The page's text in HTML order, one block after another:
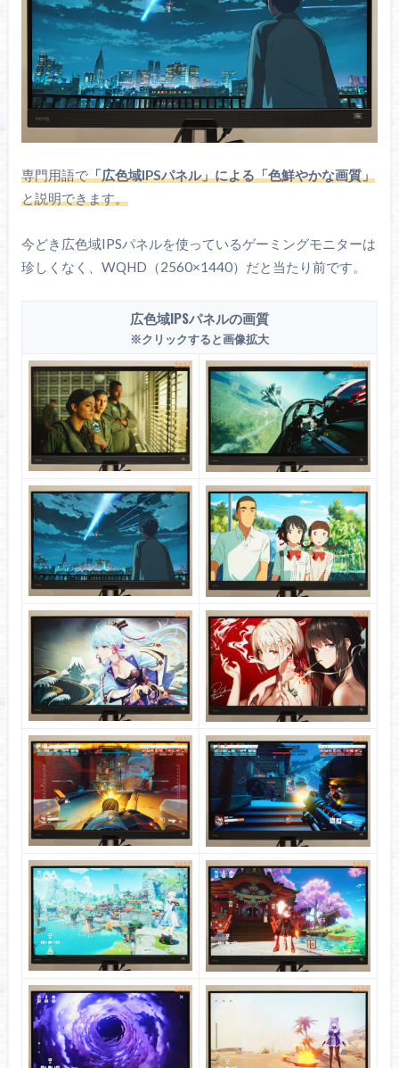
専門用語で「広色域IPSパネル」による「色鮮やかな画質」
と説明できます。
今どき広色域IPSパネルを使っているゲーミングモニターは
珍しくなく、WQHD（2560×1440）だと当たり前です。
広色域IPSパネルの画質
※クリックすると画像拡大